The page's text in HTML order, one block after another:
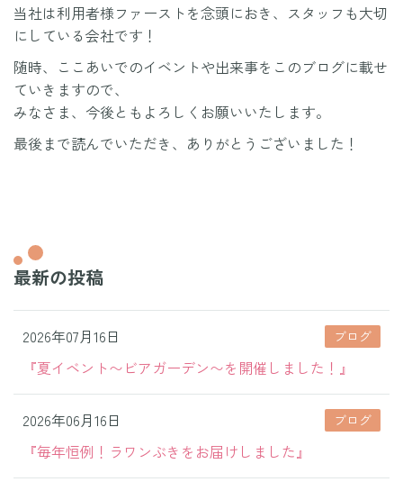
当社は利用者様ファーストを念頭におき、スタッフも大切
にしている会社です！
随時、ここあいでのイベントや出来事をこのブログに載せ
ていきますので、
みなさま、今後ともよろしくお願いいたします。
最後まで読んでいただき、ありがとうございました！
最新の投稿
2026年07月16日 ブログ
『夏イベント〜ビアガーデン〜を開催しました！』
2026年06月16日 ブログ
『毎年恒例！ラワンぶきをお届けしました』